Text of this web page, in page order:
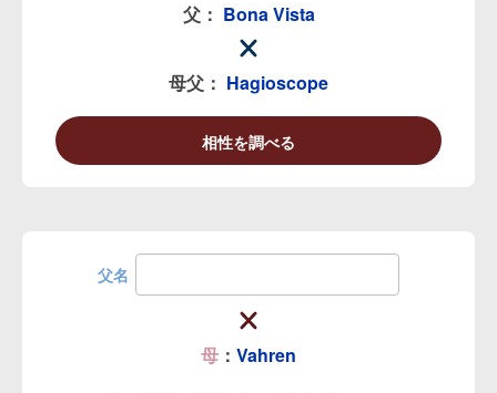
父： Bona Vista
母父： Hagioscope
相性を調べる
父名
母 ： Vahren